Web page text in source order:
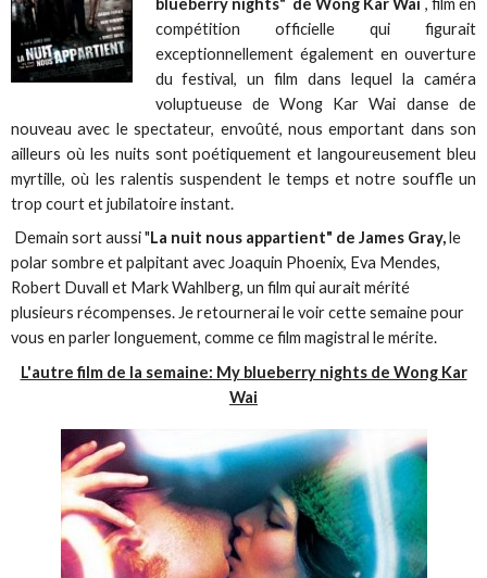
blueberry nights" de Wong Kar Wai , film en
compétition officielle qui figurait
exceptionnellement également en ouverture
du festival, un film dans lequel la caméra
voluptueuse de Wong Kar Wai danse de
nouveau avec le spectateur, envoûté, nous emportant dans son
ailleurs où les nuits sont poétiquement et langoureusement bleu
myrtille, où les ralentis suspendent le temps et notre souffle un
trop court et jubilatoire instant.
Demain sort aussi "La nuit nous appartient" de James Gray,le
polar sombre et palpitant avec Joaquin Phoenix, Eva Mendes,
Robert Duvall et Mark Wahlberg, un film qui aurait mérité
plusieurs récompenses. Je retournerai le voir cette semaine pour
vous en parler longuement, comme ce film magistral le mérite.
L'autre film de la semaine: My blueberry nights de Wong Kar
Wai